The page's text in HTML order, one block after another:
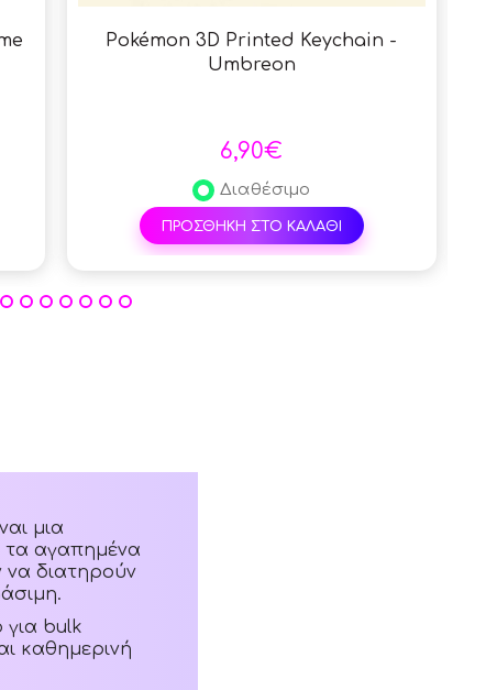
Pokémon 3D Printed Keychain -
Umbreon
6,90€
Διαθέσιμο
ΠΡΟΣΘΗΚΗ ΣΤΟ ΚΑΛΑΘΙ
μια
τα αγαπημένα
να διατηρούν
για bulk
καθημερινή